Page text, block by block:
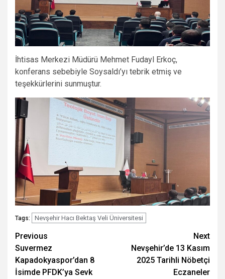
İhtisas Merkezi Müdürü Mehmet Fudayl Erkoç,
konferans sebebiyle Soysaldı’yı tebrik etmiş ve
teşekkürlerini sunmuştur.
Tags: Nevşehir Hacı Bektaş Veli Üniversitesi
Post
navigation
Previous
Suvermez
Kapadokyaspor’dan 8
İsimde PFDK’ya Sevk
Next
Nevşehir’de 13 Kasım
2025 Tarihli Nöbetçi
Eczaneler